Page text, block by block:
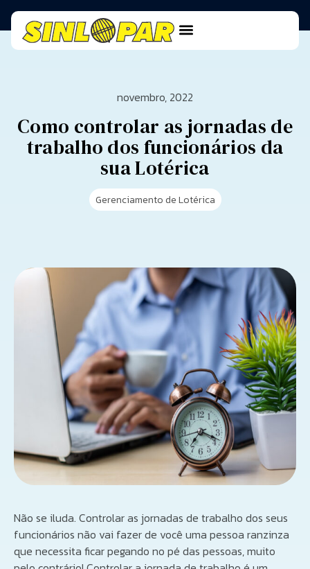
novembro, 2022
Como controlar as jornadas de
trabalho dos funcionários da
sua Lotérica
Gerenciamento de Lotérica
Não se iluda. Controlar as jornadas de trabalho dos seus
funcionários não vai fazer de você uma pessoa ranzinza
que necessita ficar pegando no pé das pessoas, muito